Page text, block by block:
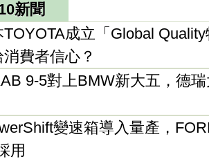
新聞
TOYOTA成立「Global
費者信心？
9-5對上BMW新大五，德
變速箱導入量產，
用